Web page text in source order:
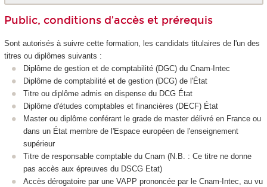
Public, conditions d’accès et prérequis
Sont autorisés à suivre cette formation, les candidats titulaires de l'un des
titres ou diplômes suivants :
Diplôme de gestion et de comptabilité (DGC) du Cnam-Intec
Diplôme de comptabilité et de gestion (DCG) de l'État
Titre ou diplôme admis en dispense du DCG État
Diplôme d'études comptables et financières (DECF) État
Master ou diplôme conférant le grade de master délivré en France ou
dans un État membre de l'Espace européen de l'enseignement
supérieur
Titre de responsable comptable du Cnam (N.B. : Ce titre ne donne
pas accès aux épreuves du DSCG Etat)
Accès dérogatoire par une VAPP prononcée par le Cnam-Intec, au vu